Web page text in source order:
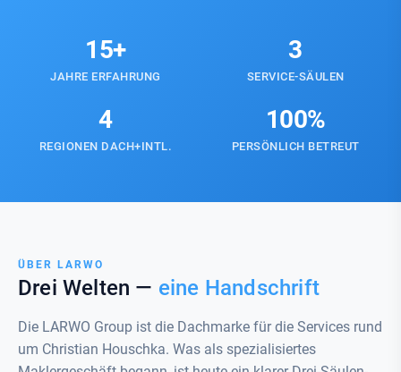
15+
JAHRE ERFAHRUNG
3
SERVICE-SÄULEN
4
REGIONEN DACH+INTL.
100%
PERSÖNLICH BETREUT
ÜBER LARWO
Drei Welten — eine Handschrift
Die LARWO Group ist die Dachmarke für die Services rund
um Christian Houschka. Was als spezialisiertes